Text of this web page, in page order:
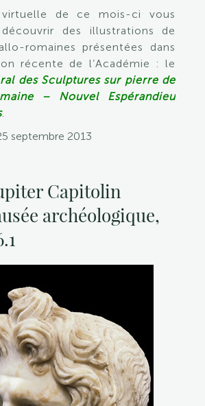
virtuelle de ce mois-ci vous
des illustrations de
romaines présentées dans
récente de l’Académie : le
des Sculptures sur pierre de
– Nouvel Espérandieu
.
septembre 2013
Capitolin
archéologique,